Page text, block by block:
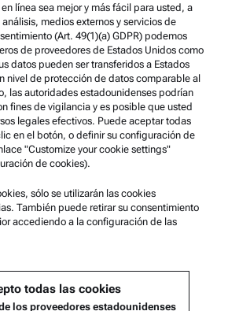
irregularidades
Paar
línea sea mejor y más fácil para usted, a
medios externos y servicios de
(Art. 49(1)(a) GDPR) podemos
de proveedores de Estados Unidos como
datos pueden ser transferidos a Estados
nivel de protección de datos comparable al
las autoridades estadounidenses podrían
fines de vigilancia y es posible que usted
legales efectivos. Puede aceptar todas
en el botón, o definir su configuración de
"Customize your cookie settings"
de cookies).
sólo se utilizarán las cookies
También puede retirar su consentimiento
accediendo a la configuración de las
todas las cookies
los proveedores estadounidenses